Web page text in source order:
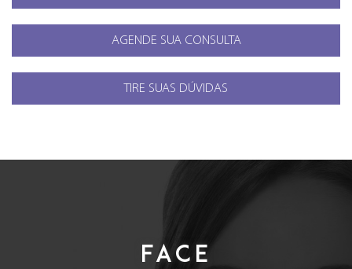
AGENDE SUA CONSULTA
TIRE SUAS DÚVIDAS
FACE